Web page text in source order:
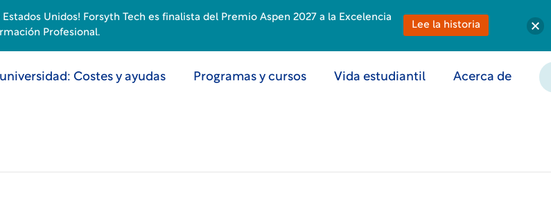
Costes y ayudas Programas y cursos Vida estudiantil Acerca de
Unidos! Forsyth Tech es finalista del Premio Aspen 2027 a la Excelencia
Profesional.
Lee la historia